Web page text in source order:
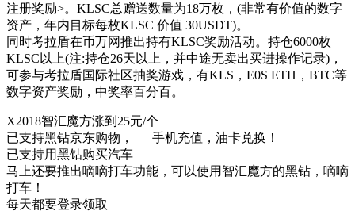
注册奖励>。KLSC总赠送数量为18万枚，(非常有价值的数字
资产，年内目标每枚KLSC 价值 30USDT)。
同时考拉盾在币万网推出持有KLSC奖励活动。持仓6000枚
KLSC以上(注:持仓26天以上，并中途无卖出买进操作记录)，
可参与考拉盾国际社区抽奖游戏，有KLS，E0S ETH，BTC等
数字资产奖励，中奖率百分百。
X2018智汇魔方涨到25元/个
已支持黑钻京东购物， 手机充值，油卡兑换！
已支持用黑钻购买汽车
马上还要推出嘀嘀打车功能，可以使用智汇魔方的黑钻，嘀嘀
打车！
每天都要登录领取